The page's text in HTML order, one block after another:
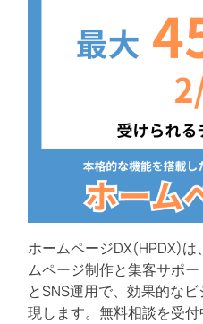
ホームページDX(HPDX)
ムページ制作と集客サポ
とSNS運用で、効果的な
現します。無料相談を受付